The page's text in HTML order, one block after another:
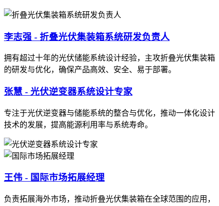
李志强 - 折叠光伏集装箱系统研发负责人
拥有超过十年的光伏储能系统设计经验，主攻折叠光伏集装箱
的研发与优化，确保产品高效、安全、易于部署。
张慧 - 光伏逆变器系统设计专家
专注于光伏逆变器与储能系统的整合与优化，推动一体化设计
技术的发展，提高能源利用率与系统寿命。
王伟 - 国际市场拓展经理
负责拓展海外市场，推动折叠光伏集装箱在全球范围的应用，